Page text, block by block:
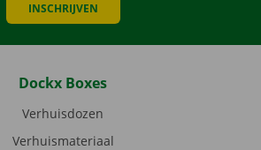
INSCHRIJVEN
Dockx Boxes
Verhuisdozen
Verhuismateriaal